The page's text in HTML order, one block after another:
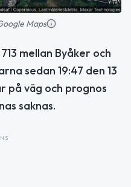
Maps
mellan Byåker och
sedan 19:47 den 13
på väg och prognos
saknas.